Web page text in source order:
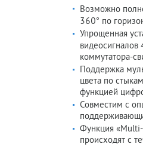
Возможно
360° по
Упрощенная
коммутатора-
Поддержка
цвета по
функцией
Совместим с
Функция «Multi-
происходят с